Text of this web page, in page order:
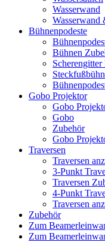
Wasserwand
Wasserwand
Bühnenpodeste
Bühnen
Gobo Projektor
Gobo
Gobo
Zubehör
Gobo
Traversen
Traversen
3-Punkt
Traversen
4-Punkt
Traversen
Zubehör
Zum
Zum